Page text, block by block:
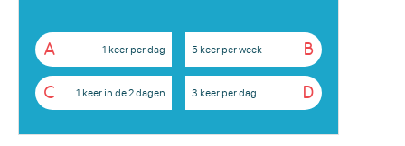
A 1 keer per dag B
5 keer per week
C 1 keer in de 2 dagen D
3 keer per dag